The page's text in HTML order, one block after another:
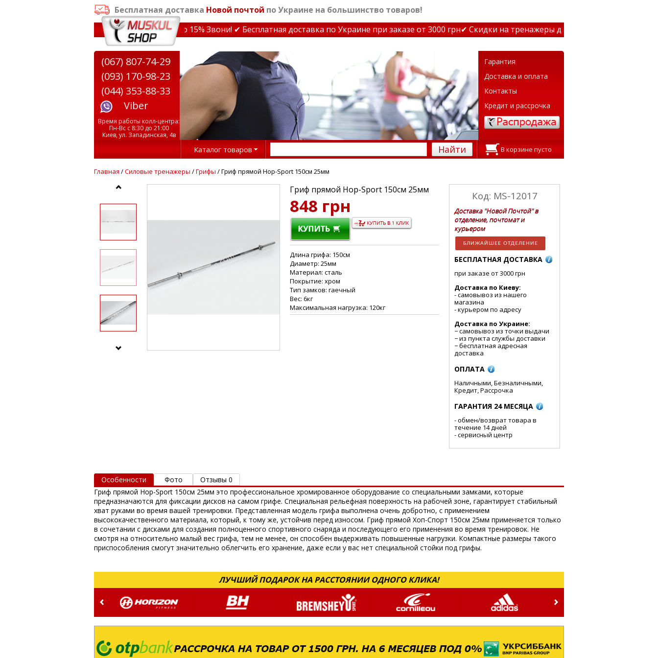
Бесплатная доставка Новой почтой по Украине на большинство товаров!
✔ Скидки на тренажеры до 15% Звони! ✔ Бесплатная доставка по Украине при заказе от 3000 грн✔ Скидки на тренажеры до 15% Звони! ✔ Бесплатная
Гарантия
Доставка и оплата
Контакты
Кредит и рассрочка
(067) 807-74-29
(093) 170-98-23
(044) 353-88-33
Viber
Время работы колл-центра:
Пн-Вс с 8:30 до 21:00
Киев, ул. Западинская, 4в
Каталог товаров Найти В корзине пусто
Главная /Силовые тренажеры /Грифы / Гриф прямой Hop-Sport 150см 25мм
Гриф прямой Hop-Sport 150см 25мм
848 грн
Длина грифа: 150см
Диаметр: 25мм
Материал: сталь
Покрытие: хром
Тип замков: гаечный
Вес: 6кг
Максимальная нагрузка: 120кг
Код: MS-12017
Доставка "Новой Почтой" в
отделение, почтомат и
курьером
БЛИЖАЙШЕЕ ОТДЕЛЕНИЕ
БЕСПЛАТНАЯ ДОСТАВКА
при заказе от 3000 грн
Доставка по Киеву:
- cамовывоз из нашего
магазина
- курьером по адресу
Доставка по Украине:
− самовывоз из точки выдачи
− из пункта службы доставки
− бесплатная адресная
доставка
ОПЛАТА
Наличными, Безналичными,
Кредит, Рассрочка
ГАРАНТИЯ 24 МЕСЯЦА
- обмен/возврат товара в
течение 14 дней
- сервисный центр
Особенности Фото
Отзывы 0
Гриф прямой Hop-Sport 150см 25мм это профессиональное хромированное оборудование со специальными замками, которые
предназначаются для фиксации дисков на самом грифе. Специальная рельефная поверхность на рабочей зоне, гарантирует стабильный
хват руками во время вашей тренировки. Представленная модель грифа выполнена очень добротно, с применением
высококачественного материала, который, к тому же, устойчив перед износом. Гриф прямой Хоп-Спорт 150см 25мм применяется только
в сочетании с дисками для создания полноценного спортивного снаряда и последующего его применения во время тренировок. Не
смотря на относительно малый вес грифа, тем не менее, он способен выдерживать повышенные нагрузки. Компактные размеры такого
приспособления смогут значительно облегчить его хранение, даже если у вас нет специальной стойки под грифы.
ЛУЧШИЙ ПОДАРОК НА РАССТОЯНИИ ОДНОГО КЛИКА!